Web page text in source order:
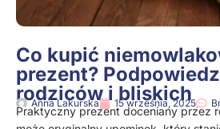
Co kupić
prezent?
rodziców i bliskich
Anna Lakurska 15 września, 2025
Praktyczny prezent doceniany przez